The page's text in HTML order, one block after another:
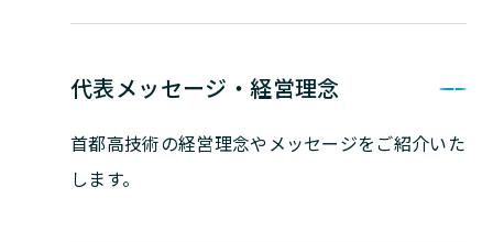
代表メッセージ・経営理念
首都高技術の経営理念やメッセージをご紹介いた
します。